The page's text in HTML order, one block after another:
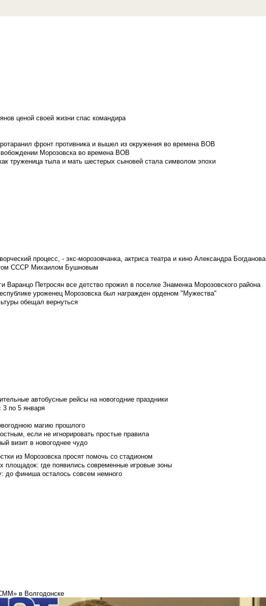
ценой своей жизни спас командира
фронт противника и вышел из окружения во времена ВОВ
Морозовска во времена ВОВ
труженица тыла и мать шестерых сыновей стала символом эпохи
процесс, - экс-морозовчанка, актриса театра и кино Александра Богданова
СССР Михаилом Бушновым
Варанцо Петросян все детство прожил в поселке Знаменка Морозовского района
уроженец Морозовска был награжден орденом "Мужества"
обещал вернуться
автобусные рейсы на новогодние праздники
по 5 января
магию прошлого
если не игнорировать простые правила
визит в новогоднее чудо
из Морозовска просят помочь со стадионом
площадок: где появились современные игровые зоны
до финиша осталось совсем немного
в Волгодонске